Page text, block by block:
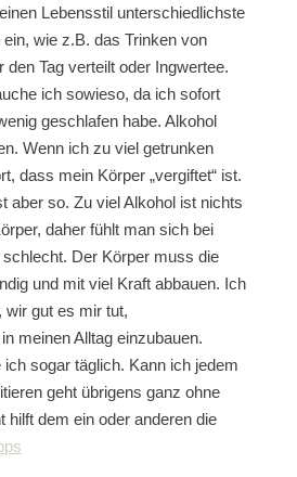
Lebensstil unterschiedlichste
wie z.B. das Trinken von
Tag verteilt oder Ingwertee.
ich sowieso, da ich sofort
geschlafen habe. Alkohol
Wenn ich zu viel getrunken
dass mein Körper „vergiftet“ ist.
aber so. Zu viel Alkohol ist nichts
daher fühlt man sich bei
Der Körper muss die
und mit viel Kraft abbauen. Ich
wir gut es mir tut,
meinen Alltag einzubauen.
sogar täglich. Kann ich jedem
geht übrigens ganz ohne
hilft dem ein oder anderen die